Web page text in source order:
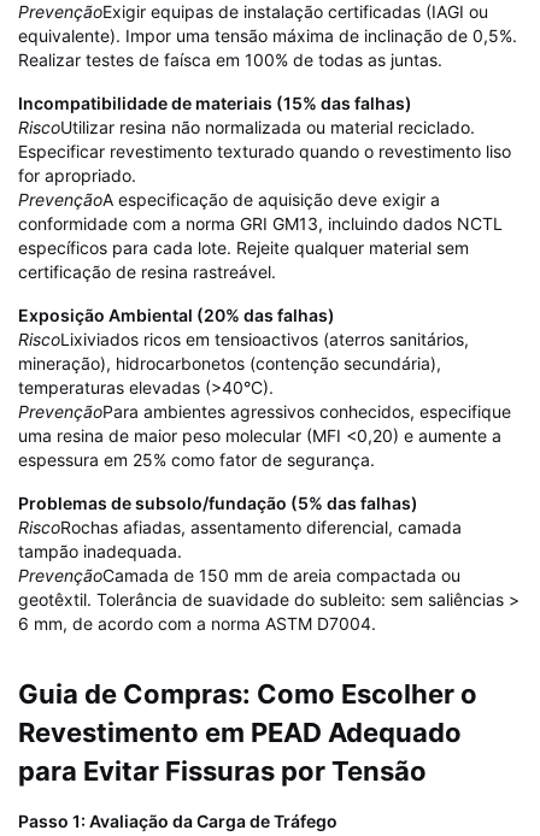
PrevençãoExigir equipas de instalação certificadas (IAGI ou
equivalente). Impor uma tensão máxima de inclinação de 0,5%.
Realizar testes de faísca em 100% de todas as juntas.
Incompatibilidade de materiais (15% das falhas)
RiscoUtilizar resina não normalizada ou material reciclado.
Especificar revestimento texturado quando o revestimento liso
for apropriado.
PrevençãoA especificação de aquisição deve exigir a
conformidade com a norma GRI GM13, incluindo dados NCTL
específicos para cada lote. Rejeite qualquer material sem
certificação de resina rastreável.
Exposição Ambiental (20% das falhas)
RiscoLixiviados ricos em tensioactivos (aterros sanitários,
mineração), hidrocarbonetos (contenção secundária),
temperaturas elevadas (>40°C).
PrevençãoPara ambientes agressivos conhecidos, especifique
uma resina de maior peso molecular (MFI <0,20) e aumente a
espessura em 25% como fator de segurança.
Problemas de subsolo/fundação (5% das falhas)
RiscoRochas afiadas, assentamento diferencial, camada
tampão inadequada.
PrevençãoCamada de 150 mm de areia compactada ou
geotêxtil. Tolerância de suavidade do subleito: sem saliências >
6 mm, de acordo com a norma ASTM D7004.
Guia de Compras: Como Escolher o
Revestimento em PEAD Adequado
para Evitar Fissuras por Tensão
Passo 1: Avaliação da Carga de Tráfego